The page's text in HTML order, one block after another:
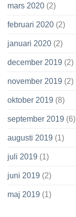
mars 2020 (2)
februari 2020 (2)
januari 2020 (2)
december 2019 (2)
november 2019 (2)
oktober 2019 (8)
september 2019 (6)
augusti 2019 (1)
juli 2019 (1)
juni 2019 (2)
maj 2019 (1)